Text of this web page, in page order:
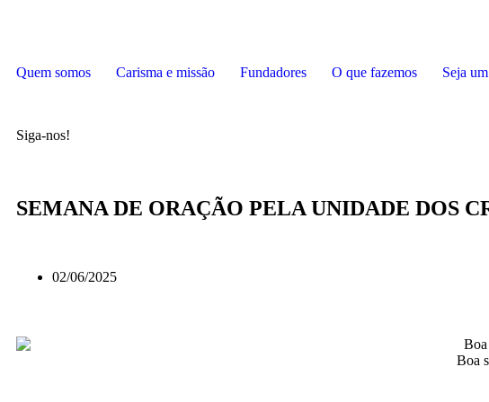
Quem somos Carisma e missão Fundadores O que fazemos Seja
Siga-nos!
SEMANA DE ORAÇÃO PELA UNIDADE DOS
02/06/2025
Boa